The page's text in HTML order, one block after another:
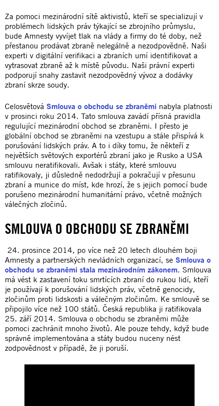
Za pomoci mezinárodní sítě aktivistů, kteří se specializují v
problémech lidských práv týkající se zbrojního průmyslu,
bude Amnesty vyvíjet tlak na vlády a firmy do té doby, než
přestanou prodávat zbraně nelegálně a nezodpovědně. Naši
experti v digitální verifikaci a zbraních umí identifikovat a
vytrasovat zbraně až k místě původu. Naši právní experti
podporují snahy zastavit nezodpovědný vývoz a dodávky
zbraní skrze soudy.
Celosvětová Smlouva o obchodu se zbraněmi nabyla platnosti
v prosinci roku 2014. Tato smlouva zavádí přísná pravidla
regulující mezinárodní obchod se zbraněmi. I přesto je
globální obchod se zbraněmi na vzestupu a stále přispívá k
porušování lidských práv. A to i díky tomu, že někteří z
největších světových exportérů zbraní jako je Rusko a USA
smlouvu neratifikovali. Avšak i státy, které smlouvu
ratifikovaly, ji důsledně nedodržují a pokračují v přesunu
zbraní a munice do míst, kde hrozí, že s jejich pomocí bude
porušeno mezinárodní humanitární právo, včetně možných
válečných zločinů.
SMLOUVA O OBCHODU SE ZBRANĚMI
24. prosince 2014, po více než 20 letech dlouhém boji
Amnesty a partnerských nevládních organizací, se Smlouva o
obchodu se zbraněmi stala mezinárodním zákonem. Smlouva
má vést k zastavení toku smrtících zbraní do rukou lidí, kteří
je používají k porušování lidských práv, včetně genocidy,
zločinům proti lidskosti a válečným zločinům. Ke smlouvě se
připojilo více než 100 států. Česká republika ji ratifikovala
25. září 2014. Smlouva o obchodu se zbraněmi může
pomoci zachránit mnoho životů. Ale pouze tehdy, když bude
správně implementována a státy budou nuceny nést
zodpovědnost v případě, že ji poruší.